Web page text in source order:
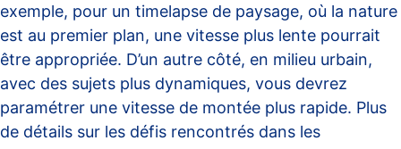
exemple, pour un timelapse de paysage, où la nature
est au premier plan, une vitesse plus lente pourrait
être appropriée. D’un autre côté, en milieu urbain,
avec des sujets plus dynamiques, vous devrez
paramétrer une vitesse de montée plus rapide. Plus
de détails sur les défis rencontrés dans les